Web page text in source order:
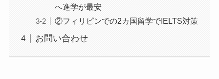
へ進学が最安
②フィリピンでの2カ国留学でIELTS対策
お問い合わせ